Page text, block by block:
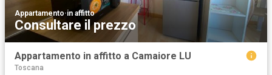
Appartamento·in affitto
Consultare il prezzo
Appartamento in affitto a Camaiore LU
Toscana